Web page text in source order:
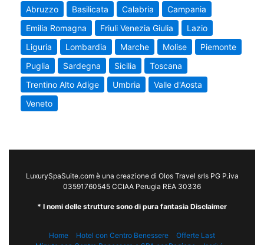
Abruzzo Basilicata Calabria
Campania
Emilia Romagna
Friuli Venezia Giulia
Lazio
Liguria
Lombardia Marche Molise
Piemonte
Puglia
Sardegna Sicilia
Toscana
Trentino Alto Adige
Umbria
Valle d'Aosta
Veneto
LuxurySpaSuite.com è una creazione di Olos Travel srls PG P.iva
03591760545 CCIAA Perugia REA 30336
* I nomi delle strutture sono di pura fantasia Disclaimer
Home Hotel con Centro Benessere
Offerte Last